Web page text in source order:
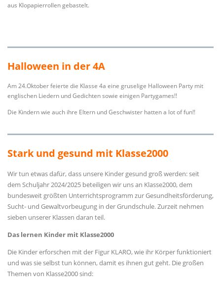
aus Klopapierrollen gebastelt.
Halloween in der 4A
Am 24.Oktober feierte die Klasse 4a eine gruselige Halloween Party mit
englischen Liedern und Gedichten sowie einigen Partygames!!
Die Kindern wie auch ihre Eltern und Geschwister hatten a lot of fun!!
Stark und gesund mit Klasse2000
Wir tun etwas dafür, dass unsere Kinder gesund groß werden: seit
dem Schuljahr 2024/2025 beteiligen wir uns an Klasse2000, dem
bundesweit größten Unterrichtsprogramm zur Gesundheitsförderung,
Sucht- und Gewaltvorbeugung in der Grundschule. Zurzeit nehmen
sieben unserer Klassen daran teil.
Das lernen Kinder mit Klasse2000
Die Kinder erforschen mit der Figur KLARO, wie ihr Körper funktioniert
und was sie selbst tun können, damit es ihnen gut geht. Die großen
Themen von Klasse2000 sind: